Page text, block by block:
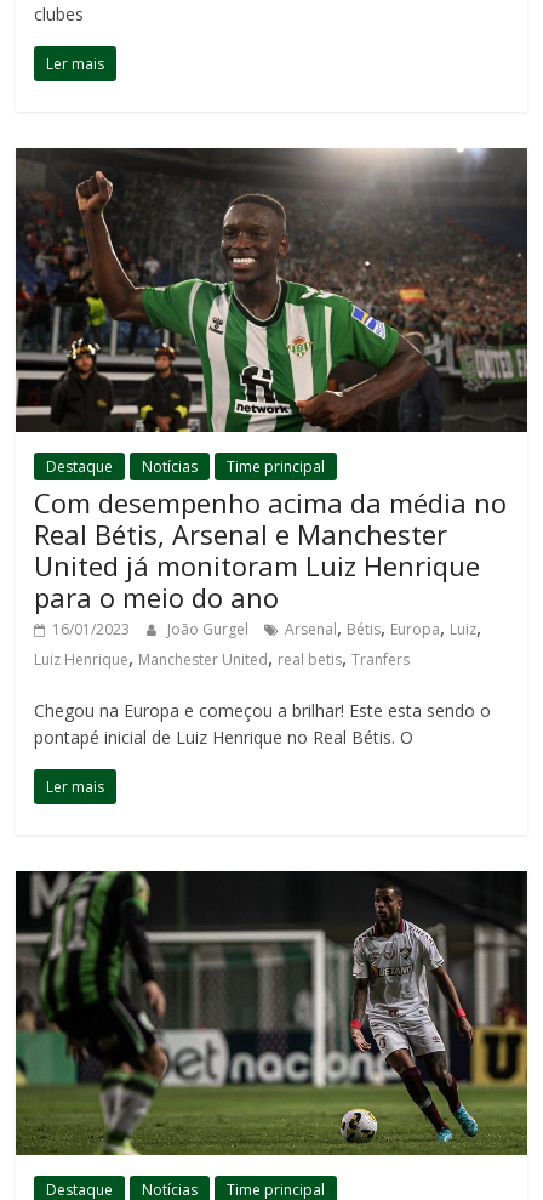
clubes
Ler mais
Destaque Notícias Time principal
Com desempenho acima da média no
Real Bétis, Arsenal e Manchester
United já monitoram Luiz Henrique
para o meio do ano
16/01/2023 João Gurgel Arsenal, Bétis, Europa, Luiz,
Luiz Henrique, Manchester United, real betis,Tranfers
Chegou na Europa e começou a brilhar! Este esta sendo o
pontapé inicial de Luiz Henrique no Real Bétis. O
Ler mais
Destaque Notícias Time principal